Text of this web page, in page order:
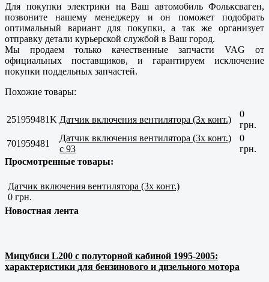
Для покупки электрики на Ваш автомобиль Фольксваген,
позвоните нашему менеджеру и он поможет подобрать
оптимальный вариант для покупки, а так же организует
отправку детали курьерской службой в Ваш город.
Мы продаем только качественные запчасти VAG от
официальных поставщиков, и гарантируем исключение
покупки поддельных запчастей.
Похожие товары:
251959481K Датчик включения вентилятора (3х конт.)
0
грн.
701959481
Датчик включения вентилятора (3х конт.)
с 93
0
грн.
Просмотренные товары:
Датчик включения вентилятора (3х конт.)
0 грн.
Новостная лента
Мицубиси L200 с полуторной кабиной 1995-2005:
характеристики для бензинового и дизельного мотора